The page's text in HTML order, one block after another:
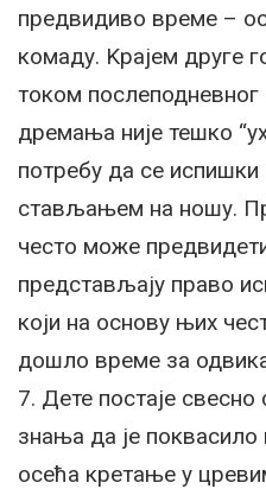
предвидиво време –
комаду. Kрајем друге
током
дремања није тешко
потребу да се
стављањем на ношу.
често може
представљају право
који на основу њих
дошло време за
7. Дете постаје свесно
знања да је поквасило
осећа кретање у